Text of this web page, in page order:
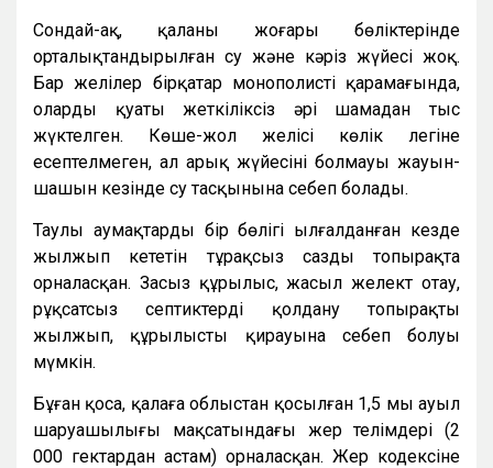
Сондай-ақ, қаланың жоғары бөліктерінде
орталықтандырылған су және кәріз жүйесі жоқ.
Бар желілер бірқатар монополистің қарамағында,
олардың қуаты жеткіліксіз әрі шамадан тыс
жүктелген. Көше-жол желісі көлік легіне
есептелмеген, ал арық жүйесінің болмауы жауын-
шашын кезінде су тасқынына себеп болады.
Таулы аумақтардың бір бөлігі ылғалданған кезде
жылжып кететін тұрақсыз сазды топырақта
орналасқан. Заңсыз құрылыс, жасыл желект отау,
рұқсатсыз септиктерді қолдану топырақтың
жылжып, құрылыстың қирауына себеп болуы
мүмкін.
Бұған қоса, қалаға облыстан қосылған 1,5 мың ауыл
шаруашылығы мақсатындағы жер телімдері (2
000 гектардан астам) орналасқан. Жер кодексіне